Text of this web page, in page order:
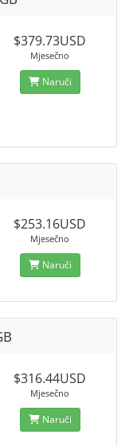
$379.73USD
Mjesečno
Naruči
$253.16USD
Mjesečno
Naruči
$316.44USD
Mjesečno
Naruči